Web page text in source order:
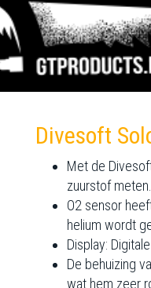
Divesoft
Met de
zuurstof meten.
O2 sensor
helium wordt
Display:
De behuizing
wat hem zeer